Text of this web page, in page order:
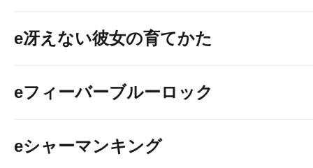
e冴えない彼女の育てかた
eフィーバーブルーロック
eシャーマンキング